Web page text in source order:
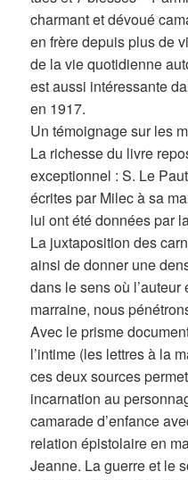
charmant et dévoué
en frère depuis plus de
de la vie quotidienne
est aussi intéressante
en 1917.
Un témoignage sur les
La richesse du livre
exceptionnel : S. Le
écrites par Milec à sa
lui ont été données par
La juxtaposition des
ainsi de donner une
dans le sens où
marraine, nous
Avec le prisme
l’intime (les lettres à la
ces deux sources
incarnation au
camarade d’enfance
relation épistolaire en
Jeanne. La guerre et le